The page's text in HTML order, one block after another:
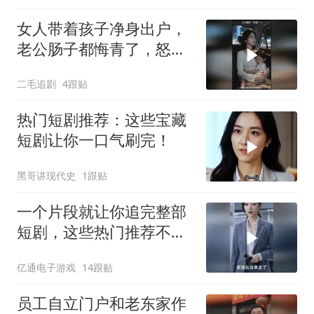
女人带着孩子净身出户，
老公肠子都悔青了，怒骂
二毛追剧 4跟贴
热门短剧推荐：这些宝藏
短剧让你一口气刷完！
黑哥讲现代史 1跟贴
一个片段就让你追完整部
短剧，这些热门推荐不容
亿通电子游戏 14跟贴
员工自立门户和老东家作